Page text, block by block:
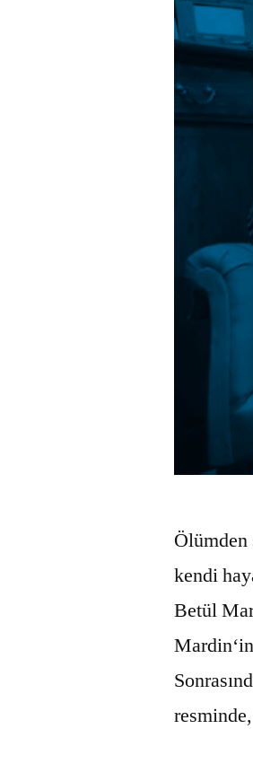
kendi
Betül